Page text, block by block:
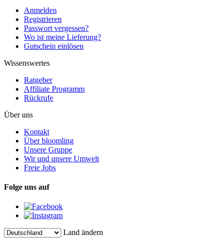
Anmelden
Registrieren
Passwort vergessen?
Wo ist meine Lieferung?
Gutschein einlösen
Wissenswertes
Ratgeber
Affiliate Programm
Rückrufe
Über uns
Kontakt
Über bloomling
Unsere Gruppe
Wir und unsere Umwelt
Freie Jobs
Folge uns auf
Land ändern